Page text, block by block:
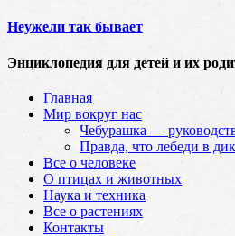
Неужели так бывает
Энциклопедия для детей и их
Главная
Мир вокруг нас
Чебурашка —
Правда, что лебеди в
Все о человеке
О птицах и животных
Наука и техника
Все о растениях
Контакты